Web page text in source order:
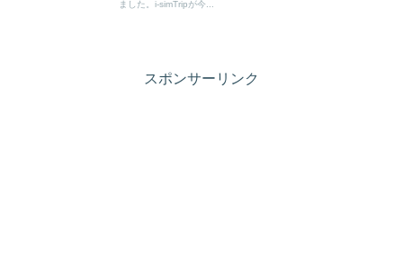
ました。i-simTripが今...
スポンサーリンク